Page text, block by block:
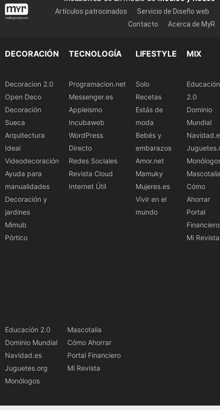
Artículos patrocinados
Servicio de Diseño web
Contacto
Acerca de MyR
DECORACIÓN
Decoracion 2.0
Open Deco
Decoración
Sueca
Arquitectura
Ideal
Videodecoración
Ayuda para
manualidades
Decoración y
jardines
Mimub
Pórtico
TECNOLOGÍA
Programacion.net
Messenger.es
Appleismo
Incubaweb
WordPress
Directo
Redes Sociales
Revista Cloud
Internet Útil
LIFESTYLE
Solo
Recetas
Estás de
moda
Bebés y
embarazos
Amor.net
Mamuky
Mujeres.es
Vivir en el
mundo
MIX
Educación
2.0
Dominio
Mundial
Cómo
Ahorrar
Portal
Financiero
Mi Revista
Educación 2.0
Dominio Mundial
Navidad.es
Juguetes.org
Monólogos
Mascotalia
Cómo Ahorrar
Portal Financiero
Mi Revista